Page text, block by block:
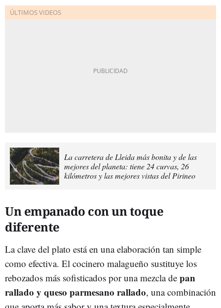
La carretera de Lleida más bonita y de las
mejores del planeta: tiene 24 curvas, 26
kilómetros y las mejores vistas del Pirineo
Un empanado con un toque
diferente
La clave del plato está en una elaboración tan simple
como efectiva. El cocinero malagueño sustituye los
rebozados más sofisticados por una mezcla de pan
rallado y queso parmesano rallado, una combinación